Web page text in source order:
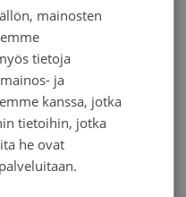
ja tappavan
meidän
alkuvuonna.
Mieheni
[…]
SWEDISH
mainosten
tietoja
ja
kanssa, jotka
tietoihin, jotka
he ovat